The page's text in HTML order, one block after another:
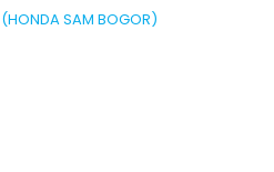
(HONDA SAM BOGOR)